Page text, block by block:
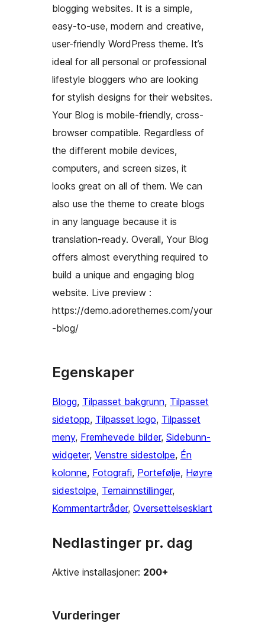
blogging websites. It is a simple,
easy-to-use, modern and creative,
user-friendly WordPress theme. It’s
ideal for all personal or professional
lifestyle bloggers who are looking
for stylish designs for their websites.
Your Blog is mobile-friendly, cross-
browser compatible. Regardless of
the different mobile devices,
computers, and screen sizes, it
looks great on all of them. We can
also use the theme to create blogs
in any language because it is
translation-ready. Overall, Your Blog
offers almost everything required to
build a unique and engaging blog
website. Live preview :
https://demo.adorethemes.com/your
-blog/
Egenskaper
Blogg, Tilpasset bakgrunn, Tilpasset
sidetopp, Tilpasset logo, Tilpasset
meny, Fremhevede bilder, Sidebunn-
widgeter, Venstre sidestolpe, Én
kolonne, Fotografi, Portefølje, Høyre
sidestolpe, Temainnstillinger
Kommentartråder, Oversettelsesklart
Nedlastinger pr. dag
Aktive installasjoner: 200+
Vurderinger